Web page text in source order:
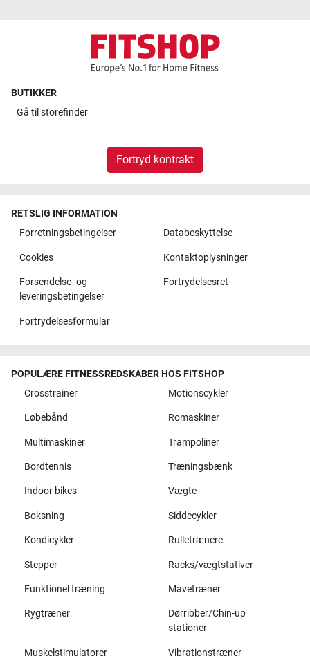
BUTIKKER
Gå til storefinder
Fortryd kontrakt
RETSLIG INFORMATION
Forretningsbetingelser
Databeskyttelse
Cookies Kontaktoplysninger
Forsendelse- og
leveringsbetingelser
Fortrydelsesret
Fortrydelsesformular
POPULÆRE FITNESSREDSKABER HOS FITSHOP
Crosstrainer
Motionscykler
Løbebånd Romaskiner
Multimaskiner Trampoliner
Bordtennis Træningsbænk
Indoor bikes Vægte
Boksning Siddecykler
Kondicykler Rulletrænere
Stepper Racks/vægtstativer
Funktionel træning Mavetræner
Rygtræner
Dørribber/Chin-up
stationer
Muskelstimulatorer Vibrationstræner